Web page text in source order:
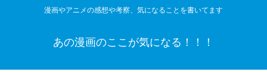
漫画やアニメの感想や考察、気になることを書いてます
あの漫画のここが気になる！！！